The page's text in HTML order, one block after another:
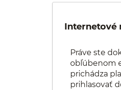
Internetové
Práve ste
obľúbenom
prichádza
prihlasovať